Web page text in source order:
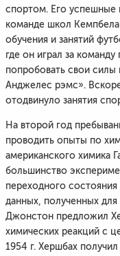
спортом. Его успешные
команде школ
обучения и занятий
где он играл за
попробовать свои
Анджелес рэмс».
отодвинуло занятия
На второй год
проводить опыты по
американского химика
большинство
переходного
данных, полученных
Джонстон предложил
химических реакций с
1954 г. Хершбах